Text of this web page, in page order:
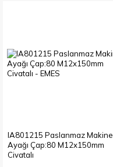
IA801215 Paslanmaz Makine
Ayağı Çap:80 M12x150mm
Civatalı